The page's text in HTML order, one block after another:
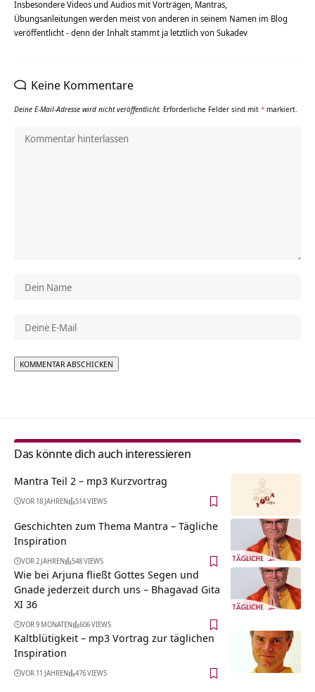
Insbesondere Videos und Audios mit Vorträgen, Mantras,
Übungsanleitungen werden meist von anderen in seinem Namen im Blog
veröffentlicht - denn der Inhalt stammt ja letztlich von Sukadev
Keine Kommentare
Deine E-Mail-Adresse wird nicht veröffentlicht. Erforderliche Felder sind mit * markiert.
Das könnte dich auch interessieren
Mantra Teil 2 – mp3 Kurzvortrag
VOR 18 JAHREN 514 VIEWS
Geschichten zum Thema Mantra – Tägliche
Inspiration
VOR 2 JAHREN 548 VIEWS
Wie bei Arjuna fließt Gottes Segen und
Gnade jederzeit durch uns – Bhagavad Gita
XI 36
VOR 9 MONATEN 606 VIEWS
Kaltblütigkeit – mp3 Vortrag zur täglichen
Inspiration
VOR 11 JAHREN 476 VIEWS